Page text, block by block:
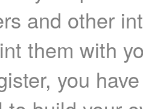
and other
them with
you